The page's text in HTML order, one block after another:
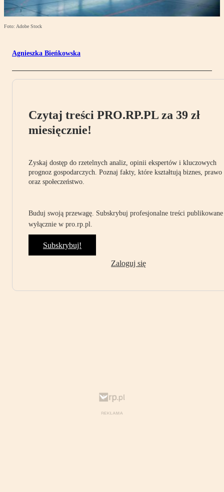
Foto: Adobe Stock
Agnieszka Bieńkowska
Czytaj treści PRO.RP.PL za 39 zł
miesięcznie!
Zyskaj dostęp do rzetelnych analiz, opinii ekspertów i kluczowych
prognoz gospodarczych. Poznaj fakty, które kształtują biznes, prawo
oraz społeczeństwo.
Buduj swoją przewagę. Subskrybuj profesjonalne treści publikowane
wyłącznie w pro.rp.pl.
Subskrybuj!
Zaloguj się